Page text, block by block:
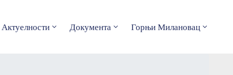
Актуелности Документа Горњи Милановац